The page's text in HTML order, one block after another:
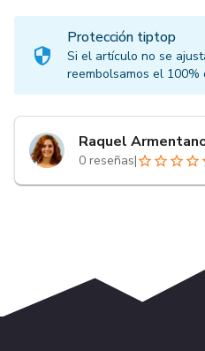
Protección tiptop
Si el artículo no se
reembolsamos el 100%
Raquel
0 reseñas|